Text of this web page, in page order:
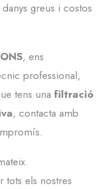
greus i costos
, ens
professional,
tens una filtració
, contacta amb
tots els nostres